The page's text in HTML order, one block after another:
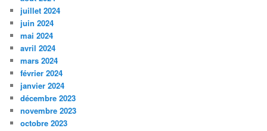
juillet 2024
juin 2024
mai 2024
avril 2024
mars 2024
février 2024
janvier 2024
décembre 2023
novembre 2023
octobre 2023